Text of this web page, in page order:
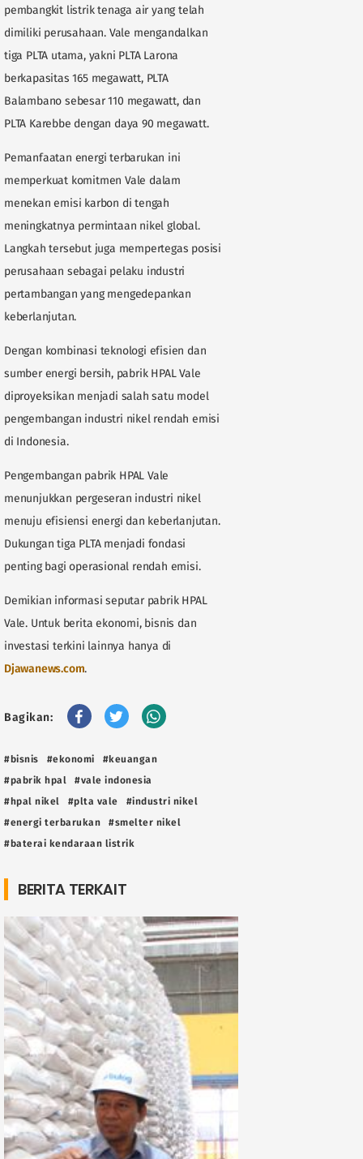
pembangkit listrik tenaga air yang telah
dimiliki perusahaan. Vale mengandalkan
tiga PLTA utama, yakni PLTA Larona
berkapasitas 165 megawatt, PLTA
Balambano sebesar 110 megawatt, dan
PLTA Karebbe dengan daya 90 megawatt.
Pemanfaatan energi terbarukan ini
memperkuat komitmen Vale dalam
menekan emisi karbon di tengah
meningkatnya permintaan nikel global.
Langkah tersebut juga mempertegas posisi
perusahaan sebagai pelaku industri
pertambangan yang mengedepankan
keberlanjutan.
Dengan kombinasi teknologi efisien dan
sumber energi bersih, pabrik HPAL Vale
diproyeksikan menjadi salah satu model
pengembangan industri nikel rendah emisi
di Indonesia.
Pengembangan pabrik HPAL Vale
menunjukkan pergeseran industri nikel
menuju efisiensi energi dan keberlanjutan.
Dukungan tiga PLTA menjadi fondasi
penting bagi operasional rendah emisi.
Demikian informasi seputar pabrik HPAL
Vale. Untuk berita ekonomi, bisnis dan
investasi terkini lainnya hanya di
Djawanews.com.
Bagikan:
#bisnis #ekonomi
#keuangan
#pabrik hpal
#vale indonesia
#hpal nikel
#plta vale
#industri nikel
#energi terbarukan
#smelter nikel
#baterai kendaraan listrik
BERITA TERKAIT